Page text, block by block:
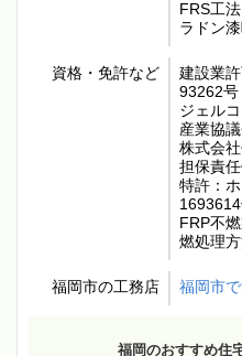
FRS工
ラドン
資格・免許など
建設業
93262号
ジェル
産業協
株式会
担保責
特許：
1693614
FRP不
燃処理
福岡市の工務店 福岡市
福岡のおすすめ住